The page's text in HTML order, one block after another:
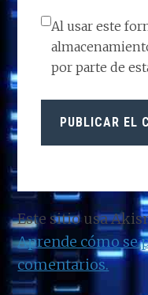
Al usar este
por parte de
Este sitio usa
Aprende cómo se
comentarios.